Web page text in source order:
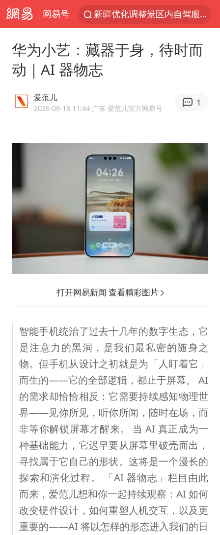
网易号
新疆优化调整景区内自驾服务费
浙江上海等地有大雨或暴雨
西湖突现狂风暴雨 游客瞬间被浇透
《欢迎来龙餐馆》口碑
几元成本的AI广告导致千万市值蒸发
杭州全市有序停课
“不怕六爷挂得多 就怕六爷挂一颗”
全民健身事业高质量发展
WTT瑞典大满贯女单签表出炉
36岁男演员成景区NPC后人气爆棚
华为小艺：藏器于身，待时而
动｜AI 器物志
爱范儿
2026-06-16 11:44·广东·爱范儿官方网易号
1
打开网易新闻 查看精彩图片
智能手机统治了过去十几年的数字生态，它
是注意力的黑洞，是我们最私密的随身之
物。但手机从设计之初就是为「人盯着它」
而生的——它的全部逻辑，都止于屏幕。 AI
的需求却恰恰相反：它需要持续感知物理世
界——见你所见，听你所闻，随时在场，而
非等你解锁屏幕才醒来。 当 AI 真正成为一
种基础能力，它迟早要从屏幕里破壳而出，
寻找属于它自己的形状。这将是一个漫长的
探索和演化过程。 「AI 器物志」栏目由此
而来，爱范儿想和你一起持续观察：AI 如何
改变硬件设计，如何重塑人机交互，以及更
重要的——AI 将以怎样的形态进入我们的日